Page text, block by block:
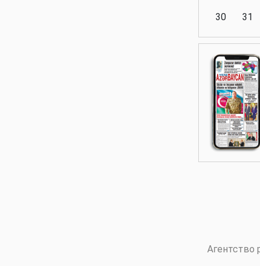
Аналитика
Аналитика
30
31
Агентство